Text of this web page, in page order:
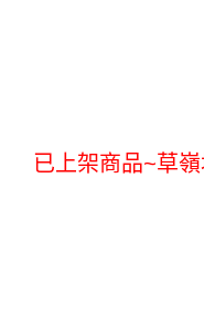
已上架商品~草